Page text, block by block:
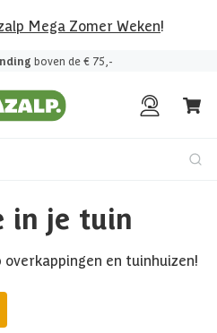
Mega Zomer Weken!
boven de € 75,-
in je tuin
en tuinhuizen!